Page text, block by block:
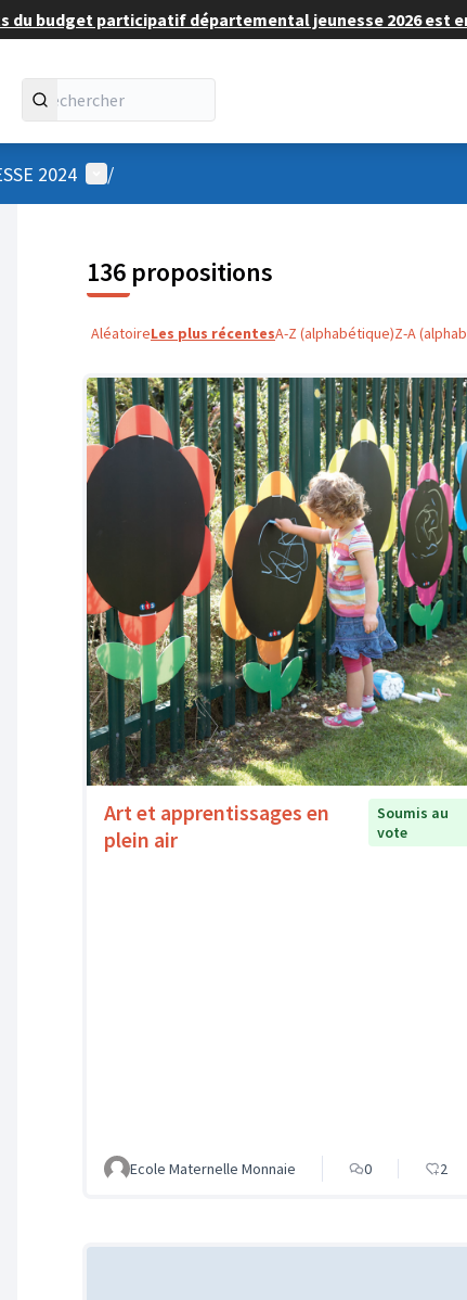
budget participatif départemental jeunesse 2026 est
2024 Menu utilisateur
/
136 propositions
AléatoireLes plus récentesA-Z (alphabétique)Z-A
Art et apprentissages en
plein air
Soumis au
vote
Ecole Maternelle Monnaie 0 2